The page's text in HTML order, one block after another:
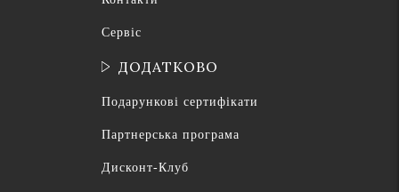
Сервіс
ДОДАТКОВО
Подарункові сертифікати
Партнерська програма
Дисконт-Клуб